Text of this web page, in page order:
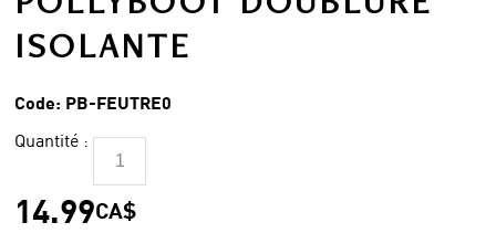
ISOLANTE
Code: PB-FEUTRE0
Quantité :
CA$
14.99